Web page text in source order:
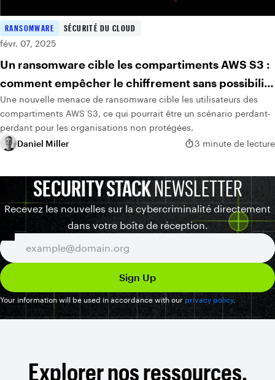
RANSOMWARE
SÉCURITÉ DU CLOUD
févr. 07, 2025
Un ransomware cible les compartiments AWS S3 :
comment empêcher le chiffrement sans possibilité
de récupération.
Une nouvelle menace de ransomware cible les utilisateurs des
compartiments AWS S3, ce qui pourrait être un scénario perdant-
perdant pour les organisations non protégées.
Daniel Miller
3 minute de lecture
SECURITY STACKNEWSLETTER
Recevez les nouvelles sur la cybercriminalité directement
dans votre boîte de réception.
Your information will be used in accordance with our privacy policy.
Explorer nos ressources.